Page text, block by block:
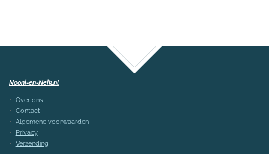
Nooni-en-Neik.nl
Over ons
Contact
Algemene voorwaarden
Privacy
Verzending